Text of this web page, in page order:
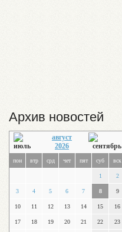
Архив новостей
август
2026
пон втр срд чет пят суб вск
1 2
3 4 5 6 7 8 9
10 11 12 13 14 15 16
17 18 19 20 21 22 23